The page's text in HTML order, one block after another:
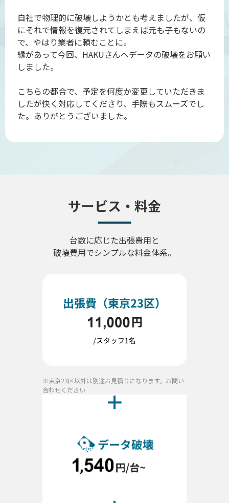
自社で物理的に破壊しようかとも考えましたが、仮
にそれで情報を復元されてしまえば元も子もないの
で、やはり業者に頼むことに。
縁があって今回、HAKUさんへデータの破壊をお願い
しました。
こちらの都合で、予定を何度か変更していただきま
したが快く対応してくださり、手際もスムーズでし
た。ありがとうございました。
サービス・料金
台数に応じた出張費用と
破壊費用でシンプルな料金体系。
※東京23区以外は別途お見積りになります。お問い
合わせください